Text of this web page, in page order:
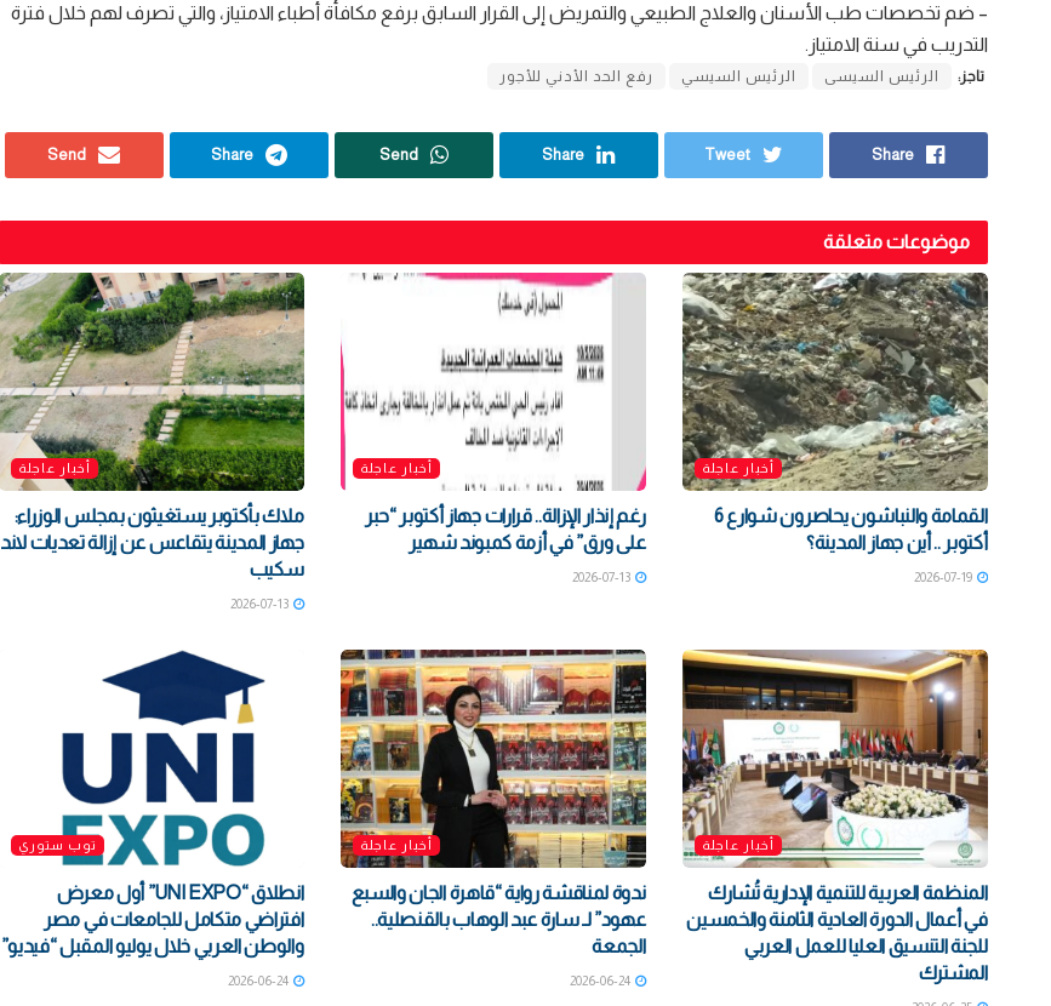
– ضم تخصصات طب الأسنان والعلاج الطبيعي والتمريض إلى القرار السابق برفع مكافأة أطباء الامتياز، والتي تصرف لهم خلال فترة
التدريب في سنة الامتياز.
تاجز: الرئيس السيسى الرئيس السيسي رفع الحد الأدني للأجور
Share
Tweet
Share
Send
Share
Send
موضوعات متعلقة
أخبار عاجلة
القمامة والنباشون يحاصرون شوارع 6
أكتوبر .. أين جهاز المدينة؟
2026-07-19
أخبار عاجلة
رغم إنذار الإزالة.. قرارات جهاز أكتوبر “حبر
على ورق” في أزمة كمبوند شهير
2026-07-13
أخبار عاجلة
ملاك بأكتوبر يستغيثون بمجلس الوزراء:
جهاز المدينة يتقاعس عن إزالة تعديات لاند
سكيب
2026-07-13
أخبار عاجلة
المنظمة العربية للتنمية الإدارية تُشارك
في أعمال الدورة العادية الثامنة والخمسين
للجنة التنسيق العليا للعمل العربي
المشترك
أخبار عاجلة
ندوة لمناقشة رواية “قاهرة الجان والسبع
عهود” لـ سارة عبد الوهاب بالقنصلية..
الجمعة
2026-06-24
توب ستوري
انطلاق “UNI EXPO” أول معرض
افتراضي متكامل للجامعات في مصر
والوطن العربي خلال يوليو المقبل “فيديو”
2026-06-24